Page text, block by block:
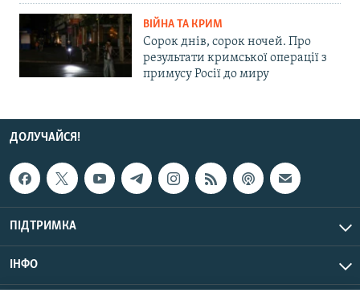
ВІЙНА ТА КРИМ
Сорок днів, сорок ночей. Про
результати кримської операції з
примусу Росії до миру
ДОЛУЧАЙСЯ!
ПІДТРИМКА
ІНФО